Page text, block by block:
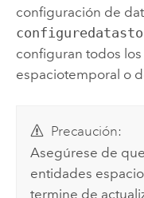
configuración de
configuran todos
espaciotemporal o
Precaución:
Asegúrese de
entidades
termine de